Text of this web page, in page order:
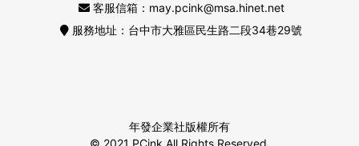
客服信箱：may.pcink@msa.hinet.net
服務地址：台中市大雅區民生路二段34巷29號
年發企業社版權所有